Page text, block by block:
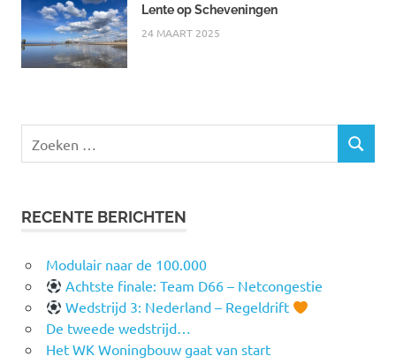
Lente op Scheveningen
24 MAART 2025
naar:
ZOEKEN
RECENTE BERICHTEN
Modulair naar de 100.000
Achtste finale: Team D66 – Netcongestie
Wedstrijd 3: Nederland – Regeldrift
De tweede wedstrijd…
Het WK Woningbouw gaat van start